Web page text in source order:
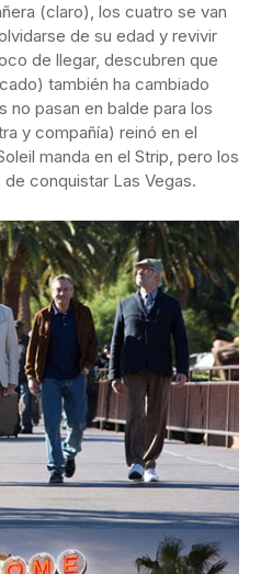
(claro), los cuatro se van
de su edad y revivir
de llegar, descubren que
también ha cambiado
no pasan en balde para los
y compañía) reinó en el
manda en el Strip, pero los
conquistar Las Vegas.